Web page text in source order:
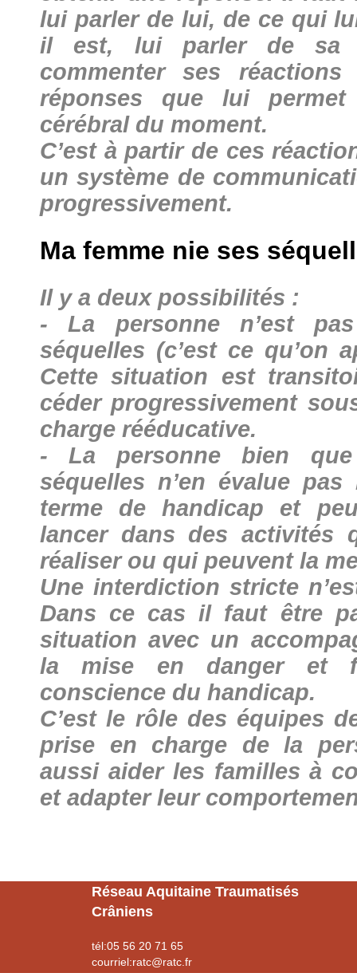
lui parler de lui, de ce qui
il est, lui parler de sa
commenter ses
réponses que lui permet
cérébral du moment.
C’est à partir de ces
un système de
progressivement.
Ma femme nie ses
Il y a deux possibilités :
- La personne n’est
séquelles (c’est ce qu’on
Cette situation est
céder progressivement
charge rééducative.
- La personne bien
séquelles n’en évalue
terme de handicap et
lancer dans des activités
réaliser ou qui peuvent la
Une interdiction stricte
Dans ce cas il faut être
situation avec un
la mise en danger et
conscience du handicap.
C’est le rôle des équipes
prise en charge de la
aussi aider les familles à
et adapter leur
Réseau Aquitaine Traumatisés
Crâniens
tél:05 56 20 71 65
courriel:ratc@ratc.fr